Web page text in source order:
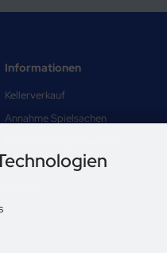
Informationen
Kellerverkauf
Annahme Spielsachen
Über uns